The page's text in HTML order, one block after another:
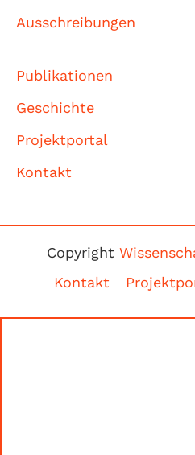
Ausschreibungen
Publikationen
Geschichte
Projektportal
Kontakt
Copyright
Kontakt